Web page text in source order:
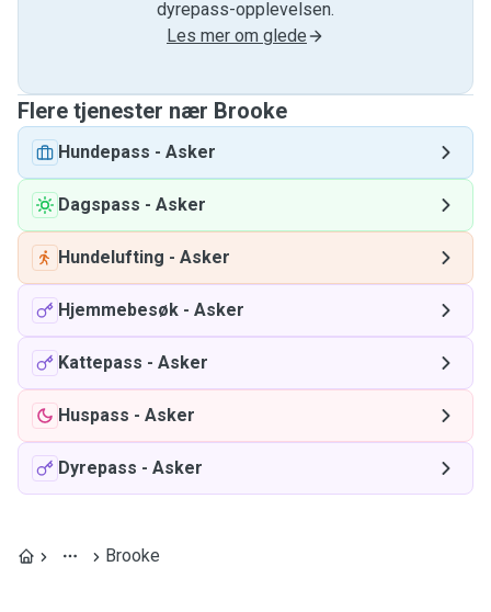
dyrepass-opplevelsen.
Les mer om glede
Flere tjenester nær Brooke
Hundepass - Asker
Dagspass - Asker
Hundelufting - Asker
Hjemmebesøk - Asker
Kattepass - Asker
Huspass - Asker
Dyrepass - Asker
Brooke